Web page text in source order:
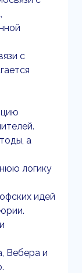
с
а
логику
идей
Вебера и